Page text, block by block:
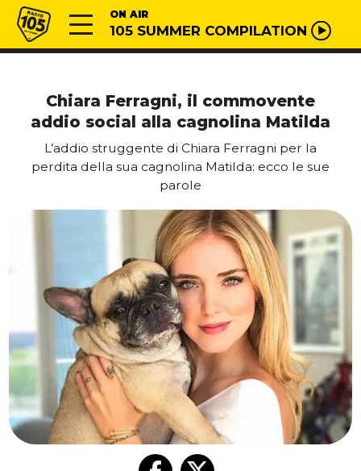
Vai al contenuto
Radio 105 ON AIR
105 SUMMER COMPILATION
Chiara Ferragni, il commovente
addio social alla cagnolina Matilda
L’addio struggente di Chiara Ferragni per la
perdita della sua cagnolina Matilda: ecco le sue
parole